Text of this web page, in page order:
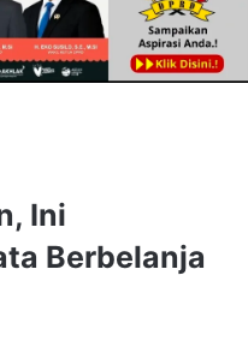
Ini
Berbelanja